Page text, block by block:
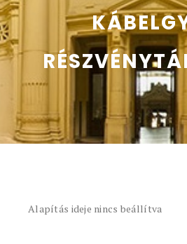
Alapítás ideje nincs beállítva